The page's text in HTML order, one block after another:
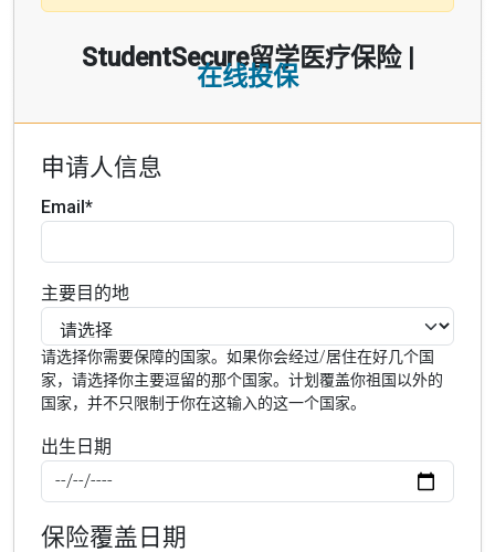
StudentSecure留学医疗保险 |
在线投保
申请人信息
Email*
主要目的地
请选择你需要保障的国家。如果你会经过/居住在好几个国
家，请选择你主要逗留的那个国家。计划覆盖你祖国以外的
国家，并不只限制于你在这输入的这一个国家。
出生日期
保险覆盖日期